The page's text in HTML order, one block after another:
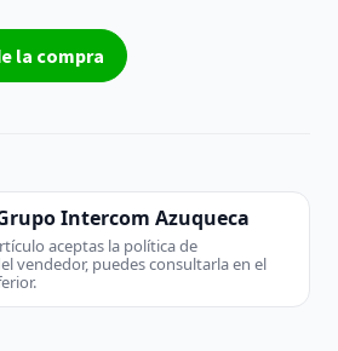
la compra
Intercom Azuqueca
aceptas la política de
vendedor, puedes consultarla en el